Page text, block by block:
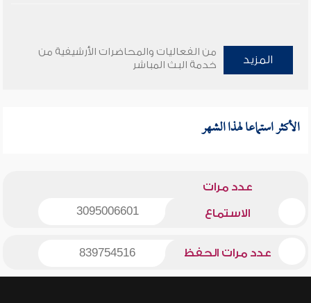
المزيد
من الفعاليات والمحاضرات الأرشيفية من
خدمة البث المباشر
الأكثر استماعا لهذا الشهر
عدد مرات
الاستماع 3095006601
عدد مرات الحفظ 839754516